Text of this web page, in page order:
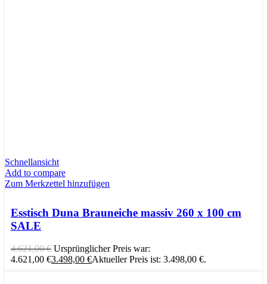
Schnellansicht
Add to compare
Zum Merkzettel hinzufügen
Esstisch Duna Brauneiche massiv 260 x 100 cm
SALE
4.621,00€ Ursprünglicher Preis war:
4.621,00 €3.498,00 €Aktueller Preis ist: 3.498,00 €.